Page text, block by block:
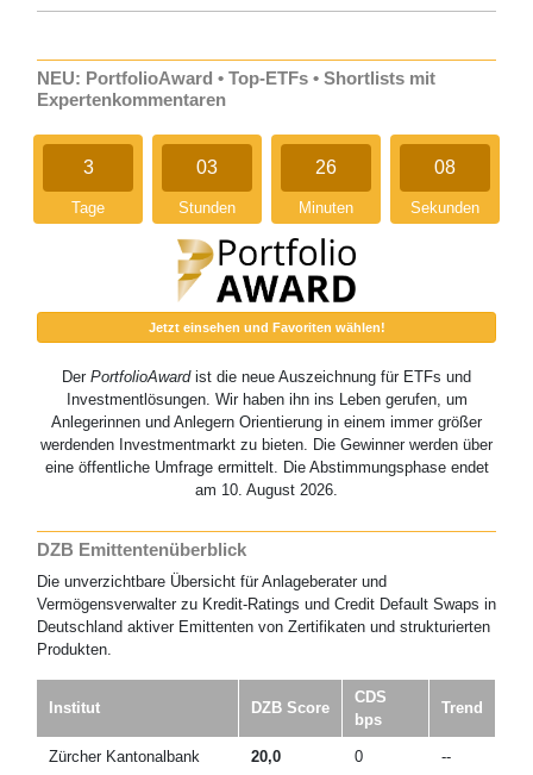
NEU: PortfolioAward • Top-ETFs • Shortlists mit
Expertenkommentaren
3
Tage
03
Stunden
26
Minuten
07
Sekunden
Jetzt einsehen und Favoriten wählen!
Der PortfolioAwardist die neue Auszeichnung für ETFs und
Investmentlösungen. Wir haben ihn ins Leben gerufen, um
Anlegerinnen und Anlegern Orientierung in einem immer größer
werdenden Investmentmarkt zu bieten. Die Gewinner werden über
eine öffentliche Umfrage ermittelt. Die Abstimmungsphase endet
am 10. August 2026.
DZB Emittentenüberblick
Die unverzichtbare Übersicht für Anlageberater und
Vermögensverwalter zu Kredit-Ratings und Credit Default Swaps in
Deutschland aktiver Emittenten von Zertifikaten und strukturierten
Produkten.
Institut DZB Score
CDS
bps
Trend
Zürcher Kantonalbank 20,0 0 --